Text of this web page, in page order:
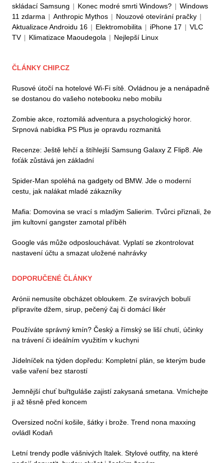
skládací Samsung | Konec modré smrti Windows? | Windows
11 zdarma | Anthropic Mythos | Nouzové otevírání pračky |
Aktualizace Androidu 16 | Elektromobilita | iPhone 17 | VLC
TV | Klimatizace Maoudegola | Nejlepší Linux
ČLÁNKY CHIP.CZ
Rusové útočí na hotelové Wi-Fi sítě. Ovládnou je a nenápadně
se dostanou do vašeho notebooku nebo mobilu
Zombie akce, roztomilá adventura a psychologický horor.
Srpnová nabídka PS Plus je opravdu rozmanitá
Recenze: Ještě lehčí a štíhlejší Samsung Galaxy Z Flip8. Ale
foťák zůstává jen základní
Spider-Man spoléhá na gadgety od BMW. Jde o moderní
cestu, jak nalákat mladé zákazníky
Mafia: Domovina se vrací s mladým Salierim. Tvůrci přiznali, že
jim kultovní gangster zamotal příběh
Google vás může odposlouchávat. Vyplatí se zkontrolovat
nastavení účtu a smazat uložené nahrávky
DOPORUČENÉ ČLÁNKY
Arónii nemusíte obcházet obloukem. Ze svíravých bobulí
připravíte džem, sirup, pečený čaj či domácí likér
Používáte správný kmín? Český a římský se liší chutí, účinky
na trávení či ideálním využitím v kuchyni
Jídelníček na týden dopředu: Kompletní plán, se kterým bude
vaše vaření bez starostí
Jemnější chuť buřtguláše zajistí zakysaná smetana. Vmíchejte
ji až těsně před koncem
Oversized noční košile, šátky i brože. Trend nona maxxing
ovládl Kodaň
Letní trendy podle vášnivých Italek. Stylové outfity, na které